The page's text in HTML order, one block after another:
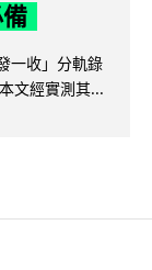
一收」分軌錄
文經實測其...